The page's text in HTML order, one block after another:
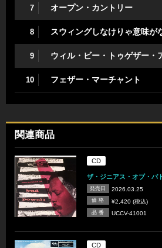
7 オープン・カントリー
8 スウィングしなけりゃ意味が
9 ウィル・ビー・トゥゲザー・
10 フェザー・マーチャント
関連商品
CD
ザ・ジニアス・オブ・バ
発売日 2026.03.25
価 格 ¥2,420 (税込)
品 番 UCCV-41001
CD